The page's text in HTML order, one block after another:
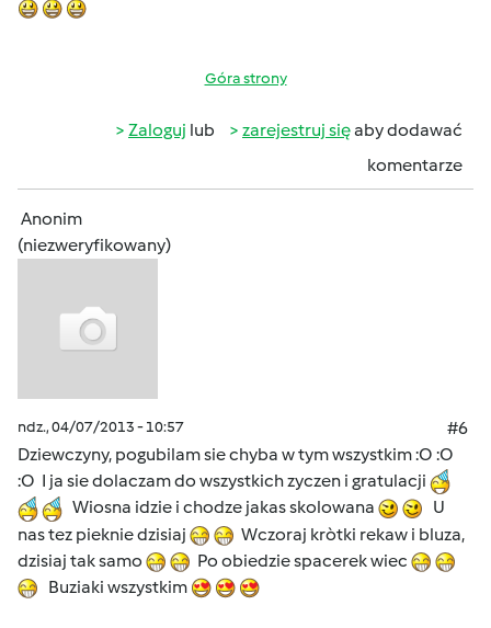
Góra strony
Zaloguj lub zarejestruj sięaby dodawać
komentarze
Anonim
(niezweryfikowany)
ndz., 04/07/2013 - 10:57
#6
Dziewczyny, pogubilam sie chyba w tym wszystkim :O :O
:O I ja sie dolaczam do wszystkich zyczen i gratulacji
Wiosna idzie i chodze jakas skolowana
U
nas tez pieknie dzisiaj
Wczoraj kròtki rekaw i bluza,
dzisiaj tak samo
Po obiedzie spacerek wiec
Buziaki wszystkim